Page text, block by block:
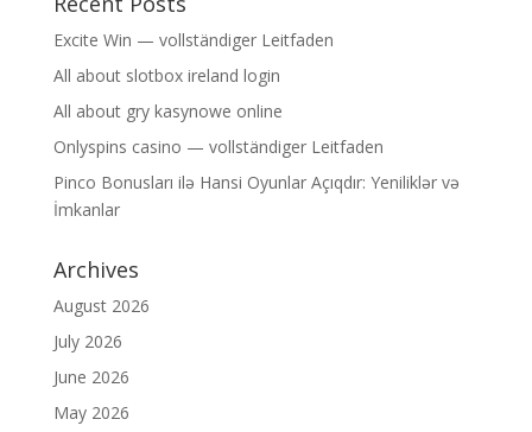
Excite Win — vollständiger Leitfaden
All about slotbox ireland login
All about gry kasynowe online
Onlyspins casino — vollständiger Leitfaden
Pinco Bonusları ilə Hansi Oyunlar Açıqdır: Yeniliklər və
İmkanlar
Archives
August 2026
July 2026
June 2026
May 2026